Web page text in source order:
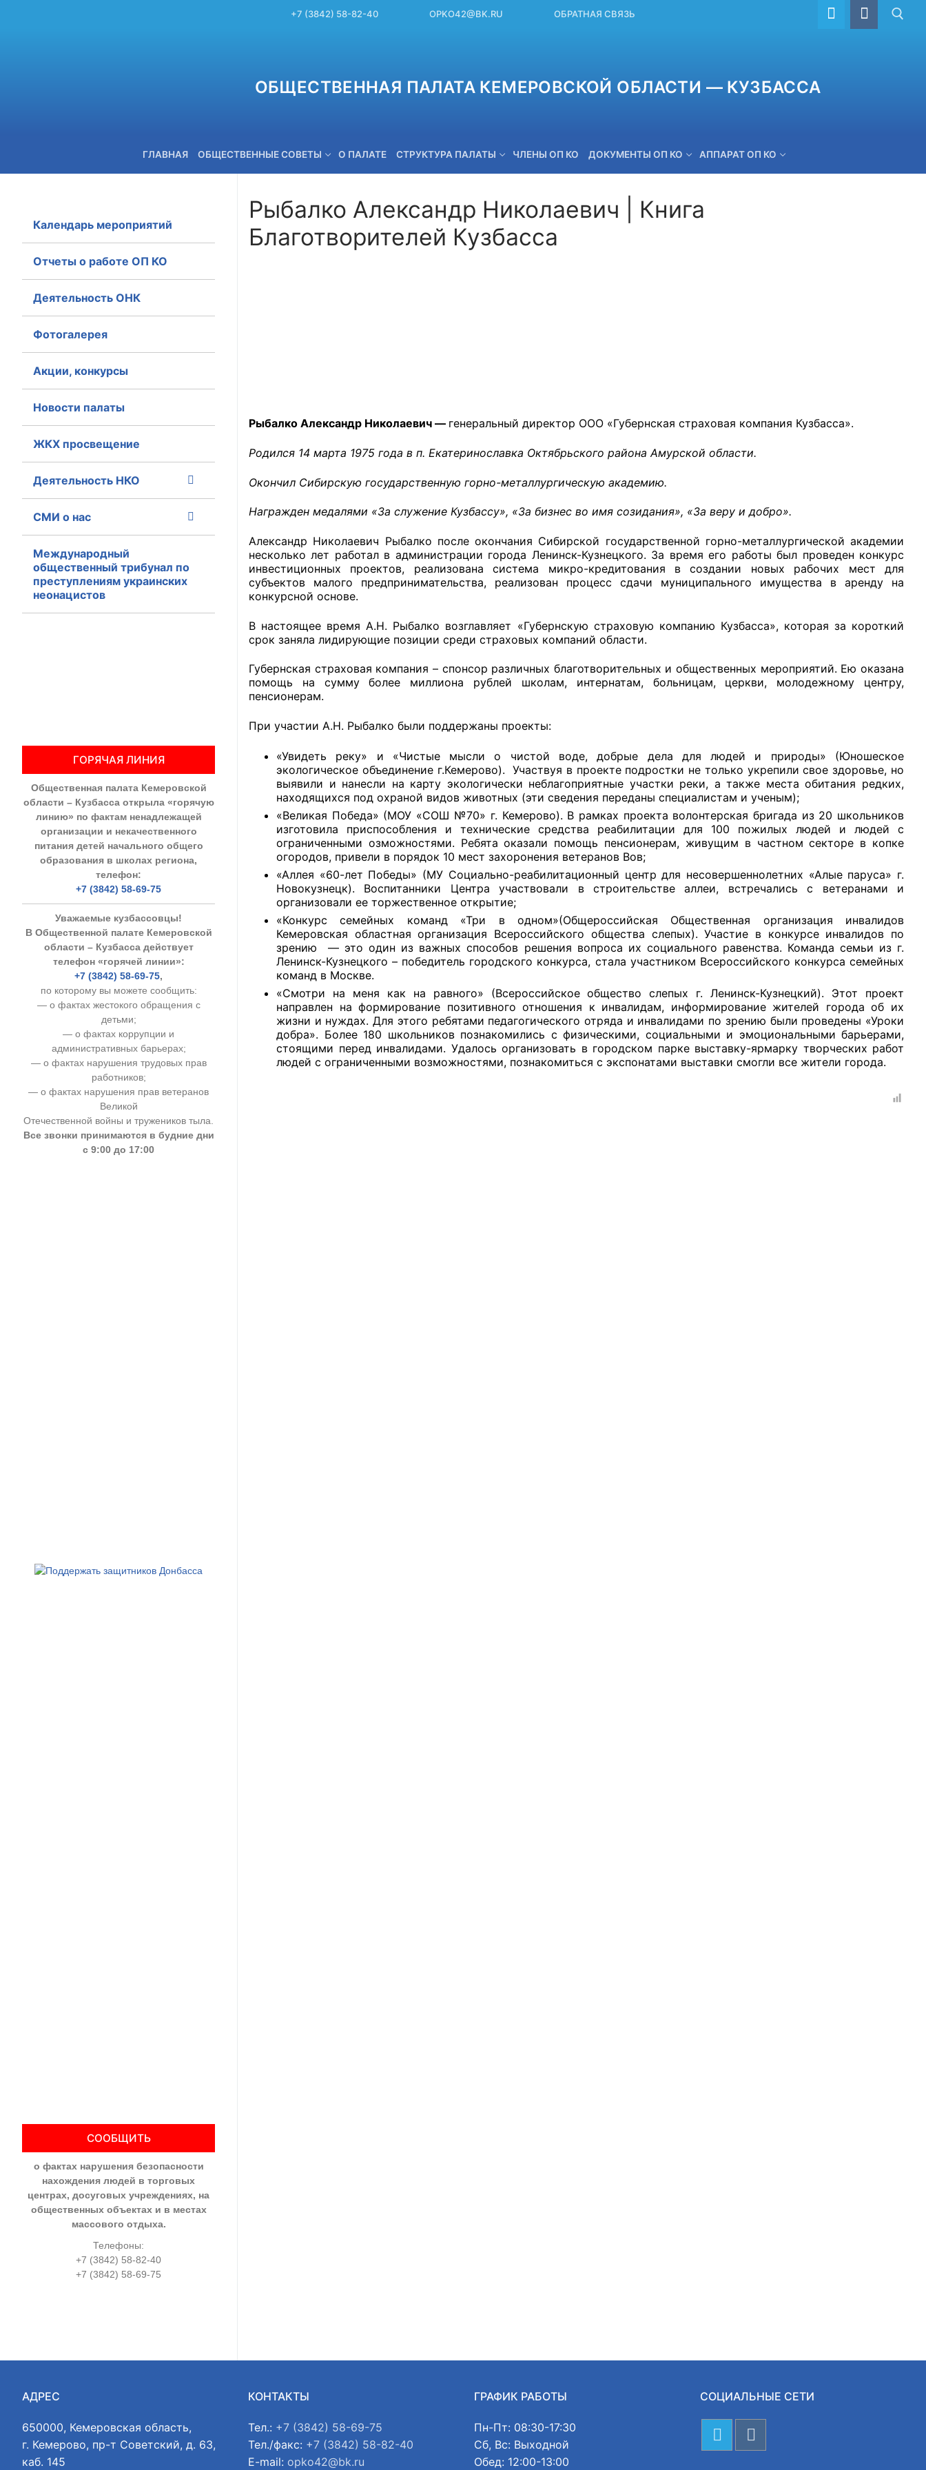
+7 (3842) 58-82-40 OPKO42@BK.RU ОБРАТНАЯ СВЯЗЬ
ОБЩЕСТВЕННАЯ ПАЛАТА КЕМЕРОВСКОЙ ОБЛАСТИ — КУЗБАССА
ГЛАВНАЯ ОБЩЕСТВЕННЫЕ СОВЕТЫ О ПАЛАТЕ СТРУКТУРА ПАЛАТЫ ЧЛЕНЫ ОП КО ДОКУМЕНТЫ ОП КО АППАРАТ ОП КО
+7 (3842) 58-82-40 OPKO42@BK.RU
оказания услуг
О Палате
Структура Палаты
Комиссии
Экспертный совет ОП КО
Общественный штаб
Члены ОП КО
Документы ОП КО
Регламент ОП КО
Кодекс этики ОП КО
Положения
Соглашения
Рекомендации
Порядок работы ЦОН
Аппарат ОП КО
УСТАВ ГКУ “АППАРАТ ОП КО”
Доходы руководителя за 2024 г.
Рыбалко Александр Николаевич | Книга
Благотворителей Кузбасса
Рыбалко Александр Николаевич — генеральный директор ООО «Губернская страховая компания Кузбасса».
Родился 14 марта 1975 года в п. Екатеринославка Октябрьского района Амурской области.
Окончил Сибирскую государственную горно-металлургическую академию.
Награжден медалями «За служение Кузбассу», «За бизнес во имя созидания», «За веру и добро».
Александр Николаевич Рыбалко после окончания Сибирской государственной горно-металлургической академии
несколько лет работал в администрации города Ленинск-Кузнецкого. За время его работы был проведен конкурс
инвестиционных проектов, реализована система микро-кредитования в создании новых рабочих мест для
субъектов малого предпринимательства, реализован процесс сдачи муниципального имущества в аренду на
конкурсной основе.
В настоящее время А.Н. Рыбалко возглавляет «Губернскую страховую компанию Кузбасса», которая за короткий
срок заняла лидирующие позиции среди страховых компаний области.
Губернская страховая компания – спонсор различных благотворительных и общественных мероприятий. Ею оказана
помощь на сумму более миллиона рублей школам, интернатам, больницам, церкви, молодежному центру,
пенсионерам.
При участии А.Н. Рыбалко были поддержаны проекты:
«Увидеть реку» и «Чистые мысли о чистой воде, добрые дела для людей и природы» (Юношеское
экологическое объединение г.Кемерово). Участвуя в проекте подростки не только укрепили свое здоровье, но
выявили и нанесли на карту экологически неблагоприятные участки реки, а также места обитания редких,
находящихся под охраной видов животных (эти сведения переданы специалистам и ученым);
«Великая Победа» (МОУ «СОШ №70» г. Кемерово). В рамках проекта волонтерская бригада из 20 школьников
изготовила приспособления и технические средства реабилитации для 100 пожилых людей и людей с
ограниченными озможностями. Ребята оказали помощь пенсионерам, живущим в частном секторе в копке
огородов, привели в порядок 10 мест захоронения ветеранов Вов;
«Аллея «60-лет Победы» (МУ Социально-реабилитационный центр для несовершеннолетних «Алые паруса» г.
Новокузнецк). Воспитанники Центра участвовали в строительстве аллеи, встречались с ветеранами и
организовали ее торжественное открытие;
«Конкурс семейных команд «Три в одном»(Общероссийская Общественная организация инвалидов
Кемеровская областная организация Всероссийского общества слепых). Участие в конкурсе инвалидов по
зрению — это один из важных способов решения вопроса их социального равенства. Команда семьи из г.
Ленинск-Кузнецкого – победитель городского конкурса, стала участником Всероссийского конкурса семейных
команд в Москве.
«Смотри на меня как на paвного» (Всероссийское общество слепых г. Ленинск-Кузнецкий). Этот проект
направлен на формирование позитивного отношения к инвалидам, информирование жителей города об их
жизни и нуждах. Для этого ребятами педагогического отряда и инвалидами по зрению были проведены «Уроки
добрa». Более 180 школьников познакомились с физическими, социальными и эмоциональными барьерами,
стоящими перед инвалидами. Удалось организовать в городском парке выставку-ярмарку творческих работ
людей с ограниченными возможностями, познакомиться с экспонатами выставки смогли все жители города.
Календарь мероприятий
Отчеты о работе ОП КО
Деятельность ОНК
Фотогалерея
Акции, конкурсы
Новости палаты
ЖКХ просвещение
Деятельность НКО
СМИ о нас
Международный
общественный трибунал по
преступлениям украинских
неонацистов
ГОРЯЧАЯ ЛИНИЯ
Общественная палата Кемеровской
области – Кузбасса открыла «горячую
линию» по фактам ненадлежащей
организации и некачественного
питания детей начального общего
образования в школах региона,
телефон:
+7 (3842) 58-69-75
Уважаемые кузбассовцы!
В Общественной палате Кемеровской
области – Кузбасса действует
телефон «горячей линии»:
+7 (3842) 58-69-75,
по которому вы можете сообщить:
— о фактах жестокого обращения с
детьми;
— о фактах коррупции и
административных барьерах;
— о фактах нарушения трудовых прав
работников;
— о фактах нарушения прав ветеранов
Великой
Отечественной войны и тружеников тыла.
Все звонки принимаются в будние дни
с 9:00 до 17:00
СООБЩИТЬ
о фактах нарушения безопасности
нахождения людей в торговых
центрах, досуговых учреждениях, на
общественных объектах и в местах
массового отдыха.
Телефоны:
+7 (3842) 58-82-40
+7 (3842) 58-69-75
АДРЕС
650000, Кемеровская область,
г. Кемерово, пр-т Советский, д. 63,
каб. 145
КОНТАКТЫ
Тел.: +7 (3842) 58-69-75
Тел./факс: +7 (3842) 58-82-40
E-mail: opko42@bk.ru
ГРАФИК РАБОТЫ
Пн-Пт: 08:30-17:30
Сб, Вс: Выходной
Обед: 12:00-13:00
СОЦИАЛЬНЫЕ СЕТИ